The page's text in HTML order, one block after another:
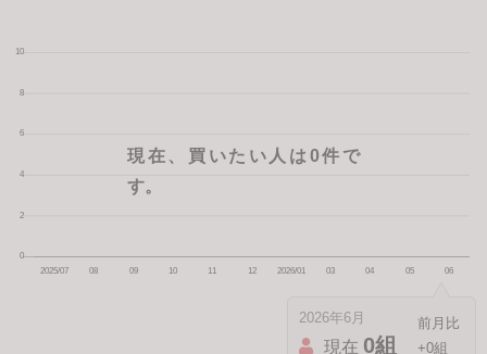
現在、買いたい人は0件で
す。
2026年6月
現在 0組 +0組